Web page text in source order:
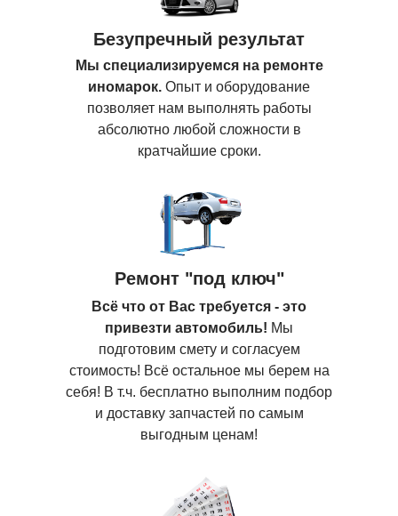
Безупречный результат
Мы специализируемся на ремонте
иномарок. Опыт и оборудование
позволяет нам выполнять работы
абсолютно любой сложности в
кратчайшие сроки.
Ремонт "под ключ"
Всё что от Вас требуется - это
привезти автомобиль! Мы
подготовим смету и согласуем
стоимость! Всё остальное мы берем на
себя! В т.ч. бесплатно выполним подбор
и доставку запчастей по самым
выгодным ценам!